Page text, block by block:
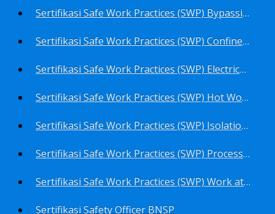
Sertifikasi Safe Work Practices (SWP) Bypassing Critical Protection BNSP
Sertifikasi Safe Work Practices (SWP) Confined Space Entry BNSP
Sertifikasi Safe Work Practices (SWP) Electrical Safe Work BNSP
Sertifikasi Safe Work Practices (SWP) Hot Work BNSP
Sertifikasi Safe Work Practices (SWP) Isolation of Hazardous Energy BNSP
Sertifikasi Safe Work Practices (SWP) Process Overview and Awareness BNSP
Sertifikasi Safe Work Practices (SWP) Work at Height BNSP
Sertifikasi Safety Officer BNSP